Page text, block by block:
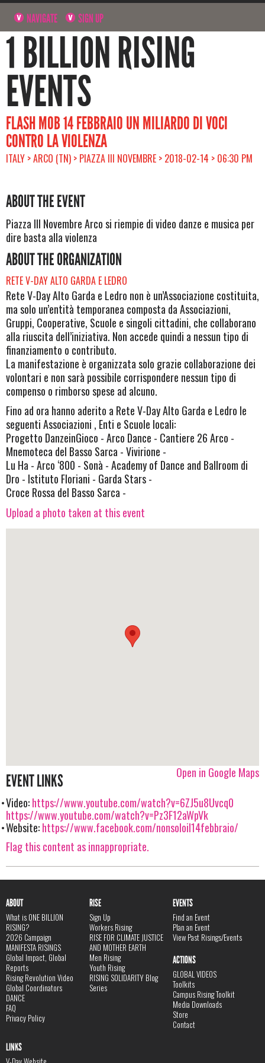
NAVIGATE SIGN UP
1 BILLION RISING
EVENTS
FLASH MOB 14 FEBBRAIO UN MILIARDO DI VOCI
CONTRO LA VIOLENZA
ITALY > ARCO (TN) > PIAZZA III NOVEMBRE > 2018-02-14 > 06:30 PM
ABOUT THE EVENT
Piazza III Novembre Arco si riempie di video danze e musica per
dire basta alla violenza
ABOUT THE ORGANIZATION
RETE V-DAY ALTO GARDA E LEDRO
Rete V-Day Alto Garda e Ledro non è un’Associazione costituita,
ma solo un’entità temporanea composta da Associazioni,
Gruppi, Cooperative, Scuole e singoli cittadini, che collaborano
alla riuscita dell’iniziativa. Non accede quindi a nessun tipo di
finanziamento o contributo.
La manifestazione è organizzata solo grazie collaborazione dei
volontari e non sarà possibile corrispondere nessun tipo di
compenso o rimborso spese ad alcuno.
Fino ad ora hanno aderito a Rete V-Day Alto Garda e Ledro le
seguenti Associazioni , Enti e Scuole locali:
Progetto DanzeinGioco - Arco Dance - Cantiere 26 Arco -
Mnemoteca del Basso Sarca - Vivirione -
Lu Ha - Arco ‘800 - Sonà - Academy of Dance and Ballroom di
Dro - Istituto Floriani - Garda Stars -
Croce Rossa del Basso Sarca -
Upload a photo taken at this event
Open in Google Maps
EVENT LINKS
Video:https://www.youtube.com/watch?v=6ZJ5u8Uvcq0
https://www.youtube.com/watch?v=Pz3F12aWpVk
Website:https://www.facebook.com/nonsoloil14febbraio/
Flag this content as innappropriate.
ABOUT
What is ONE BILLION
RISING?
2026 Campaign
MANIFESTA RISINGS
Global Impact, Global
Reports
Rising Revolution Video
Global Coordinators
DANCE
FAQ
Privacy Policy
RISE
Sign Up
Workers Rising
RISE FOR CLIMATE JUSTICE
AND MOTHER EARTH
Men Rising
Youth Rising
RISING SOLIDARITY Blog
Series
EVENTS
Find an Event
Plan an Event
View Past Risings/Events
ACTIONS
GLOBAL VIDEOS
Toolkits
Campus Rising Toolkit
Media Downloads
Store
Contact
LINKS